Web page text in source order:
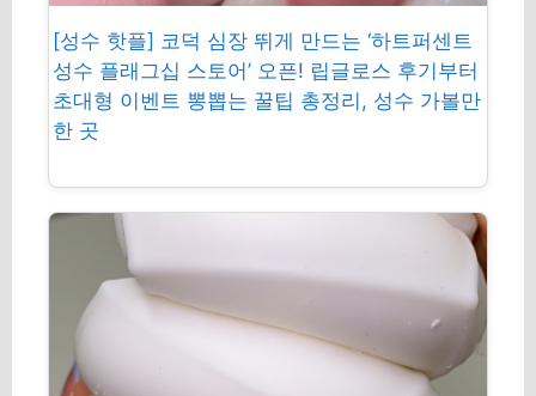
[성수 핫플] 코덕 심장 뛰게 만드는 ‘하트퍼센트
성수 플래그십 스토어’ 오픈! 립글로스 후기부터
초대형 이벤트 뽕뽑는 꿀팁 총정리, 성수 가볼만
한 곳